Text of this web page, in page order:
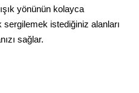
yönünün kolayca
istediğiniz alanları
sağlar.